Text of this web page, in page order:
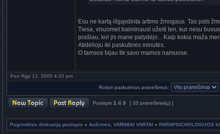
Esu ne kartą išgąsdinta artimo žmogaus. Tas pats
Tiesa, visuomet baiminausi užeiti ten, kur nesu
prašiau, kol jis mane palydėjo... Kaip kokia maža
Atidėlioju iki paskutinės minutės.
O tamsos bijau tik savo mamos namuose.
Pen Rgp 12, 2005 4:20 pm
Rodyti paskutinius pranešimus:
Puslapis 1 iš 3 [ 33 pranešimai(ų) ]
Pagrindinis diskusijų puslapis » Aušrinės, VARINIAI VARTAI » PARAPSICHOLOGIJOS